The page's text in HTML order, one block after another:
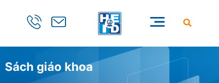
Sách giáo khoa